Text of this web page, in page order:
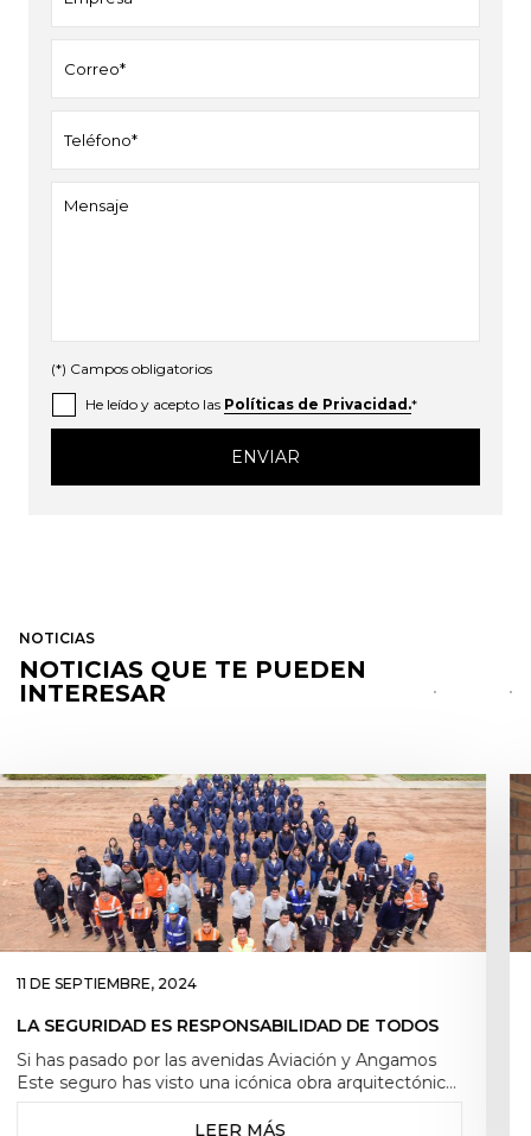
(*) Campos obligatorios
He leído y acepto las Políticas de Privacidad.*
NOTICIAS
NOTICIAS QUE TE PUEDEN
INTERESAR
11 DE SEPTIEMBRE, 2024
DISEÑA ESPACIOS ESTÉTICOS, FUNCIONALES Y
Si has pasado por las avenidas Aviación y Angamos
Este seguro has visto una icónica obra arquitectónica
que está a punto de cumplir 41 años de fundación. Se